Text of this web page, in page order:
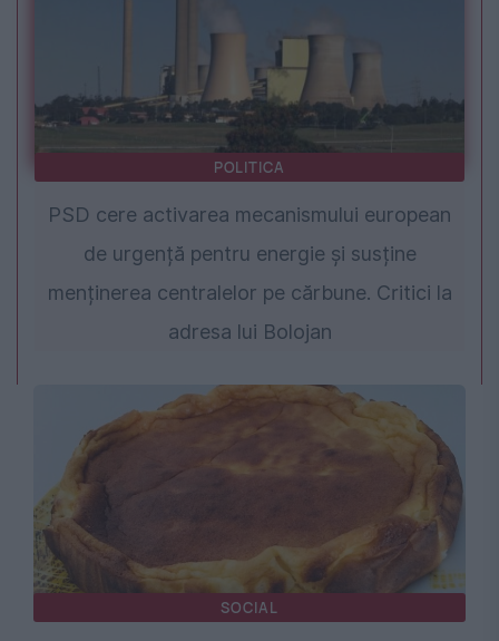
POLITICA
PSD cere activarea mecanismului european
de urgență pentru energie și susține
menținerea centralelor pe cărbune. Critici la
adresa lui Bolojan
SOCIAL